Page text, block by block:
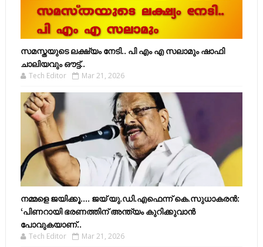
സമസ്തയുടെ ലക്ഷ്യം നേടി.. പി എം എ സലാമും ഷാഫി
ചാലിയവും ഔട്ട്..
Tech Editor Mar 21, 2026
നമ്മളെ ജയിക്കൂ.... ജയ് യു.ഡി.എഫെന്ന് കെ.സുധാകരൻ:
‘പിണറായി ഭരണത്തിന് അന്ത്യം കുറിക്കുവാൻ
പോവുകയാണ്..
Tech Editor Mar 21, 2026